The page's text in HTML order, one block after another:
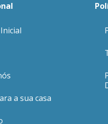
a sua casa